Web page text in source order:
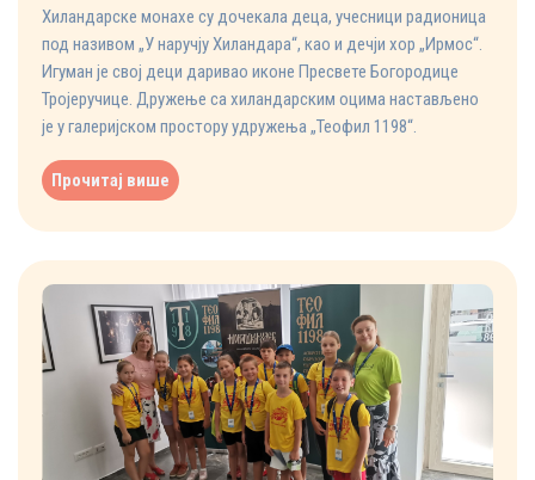
Хиландарске монахе су дочекала деца, учесници радионица
под називом „У наручју Хиландара“, као и дечји хор „Ирмос“.
Игуман је свој деци даривао иконе Пресвете Богородице
Тројеручице. Дружење са хиландарским оцима настављено
је у галеријском простору удружења „Теофил 1198“.
Прочитај више